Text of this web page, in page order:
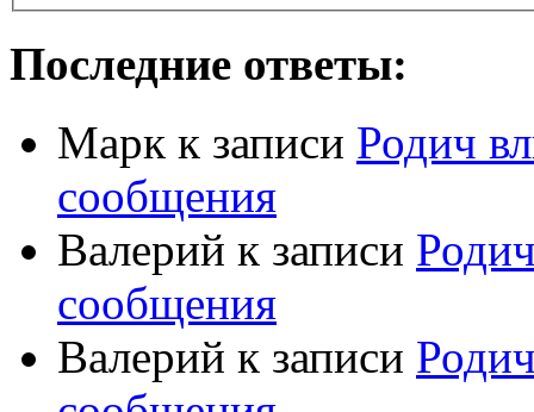
Последние ответы:
Марк к записи Родич
сообщения
Валерий к записи
сообщения
Валерий к записи